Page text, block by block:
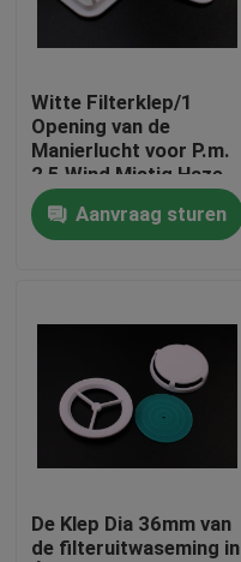
Video's
Over ons
Fabriekstocht
Kwaliteitscontrole
Nieuws
Vraag een offerte
Plastic Spuitenkappen
Plastic Kroonkurk
Witte Filterklep/1
Opening van de
Manierlucht voor P.m.
2,5 Wind Mistig Haze
Cover
Aanvraag sturen
De Klep Dia 36mm van
de filteruitwaseming in